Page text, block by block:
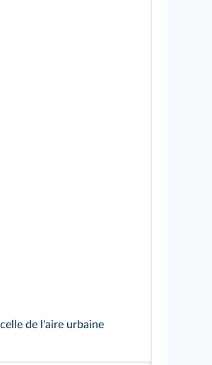
de l'aire urbaine